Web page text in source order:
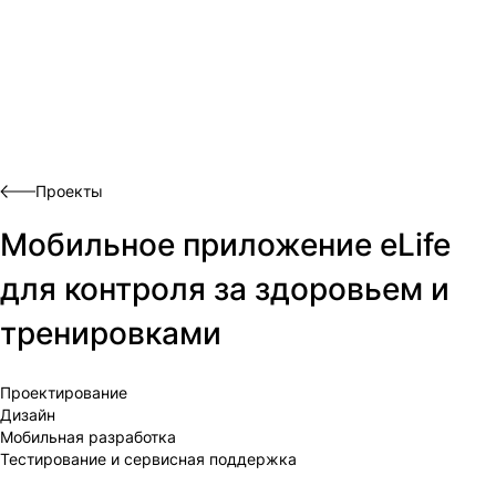
Проекты
Мобильное приложение eLife
для контроля за здоровьем и
тренировками
Проектирование
Дизайн
Мобильная разработка
Тестирование и сервисная поддержка